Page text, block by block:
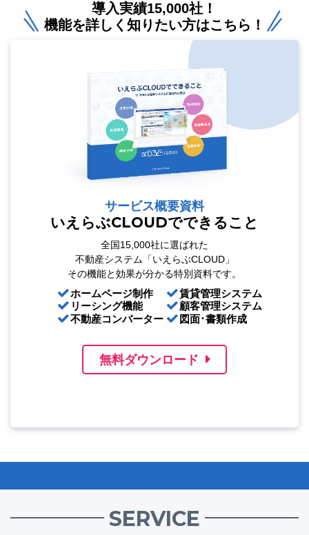
導入実績15,000社！
機能を詳しく知りたい方はこちら！
サービス概要資料
いえらぶCLOUDでできること
全国15,000社に選ばれた
不動産システム「いえらぶCLOUD」
その機能と効果が分かる特別資料です。
ホームページ制作
リーシング機能
不動産コンバーター
賃貸管理システム
顧客管理システム
図面･書類作成
無料ダウンロード
SERVICE